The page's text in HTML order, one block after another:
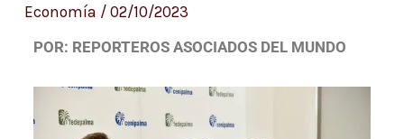
Economía / 02/10/2023
POR: REPORTEROS ASOCIADOS DEL MUNDO